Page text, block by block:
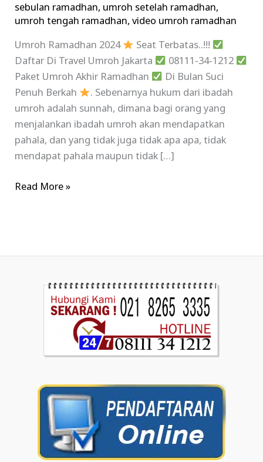
sebulan ramadhan, umroh setelah ramadhan,
umroh tengah ramadhan,video umroh ramadhan
Umroh Ramadhan 2024
Seat Terbatas..!!!
Daftar Di Travel Umroh Jakarta
08111-34-1212
Paket Umroh Akhir Ramadhan
Di Bulan Suci
Penuh Berkah
. Sebenarnya hukum dari ibadah
umroh adalah sunnah, dimana bagi orang yang
menjalankan ibadah umroh akan mendapatkan
pahala, dan yang tidak juga tidak apa apa, tidak
mendapat pahala maupun tidak […]
Read More »